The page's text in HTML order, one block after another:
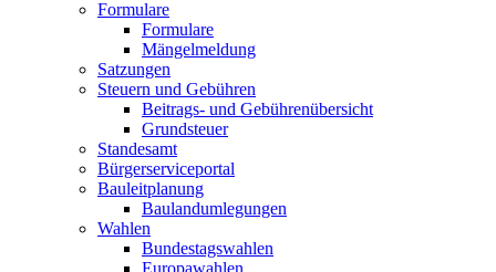
Formulare
Formulare
Mängelmeldung
Satzungen
Steuern und Gebühren
Beitrags- und Gebührenübersicht
Grundsteuer
Standesamt
Bürgerserviceportal
Bauleitplanung
Baulandumlegungen
Wahlen
Bundestagswahlen
Europawahlen